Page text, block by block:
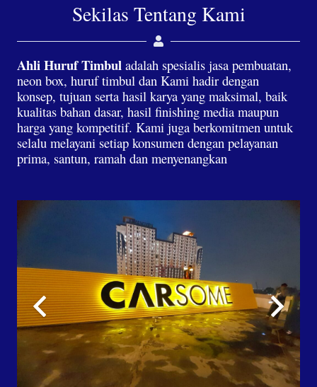
Sekilas Tentang Kami
Ahli Huruf Timbul adalah spesialis jasa pembuatan,
neon box, huruf timbul dan Kami hadir dengan
konsep, tujuan serta hasil karya yang maksimal, baik
kualitas bahan dasar, hasil finishing media maupun
harga yang kompetitif. Kami juga berkomitmen untuk
selalu melayani setiap konsumen dengan pelayanan
prima, santun, ramah dan menyenangkan